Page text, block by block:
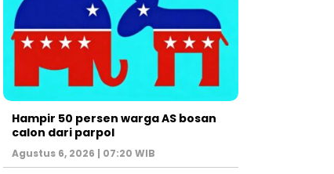
Hampir 50 persen warga AS bosan
calon dari parpol
Agustus 6, 2026 | 07:20 WIB